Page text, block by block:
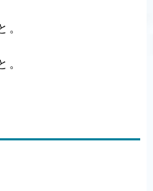
。
。